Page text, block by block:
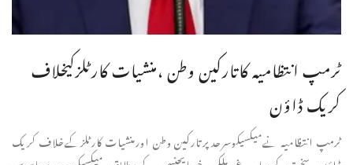
ٹرمپ انتظامیہ کاتارکین وطن ،منشیات کارٹلزکیخلاف
کریک ڈاؤن
ٹرمپ انتظامیہ نےمیکسیکوسرحدپرتارکین وطن اورمنشیات کارٹلزکےخلاف کریک